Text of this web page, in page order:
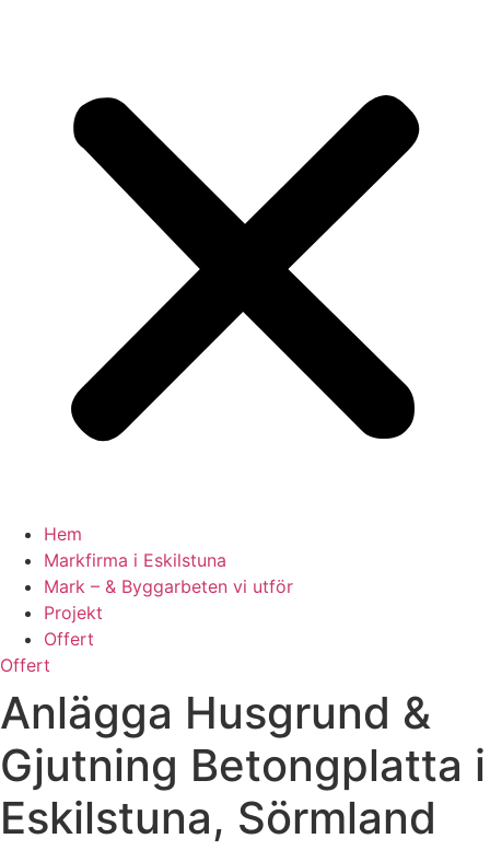
Hem
Markfirma i Eskilstuna
Mark – & Byggarbeten vi utför
Projekt
Offert
Offert
Anlägga Husgrund &
Gjutning Betongplatta i
Eskilstuna, Sörmland